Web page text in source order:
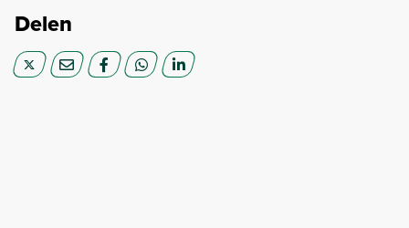
Delen